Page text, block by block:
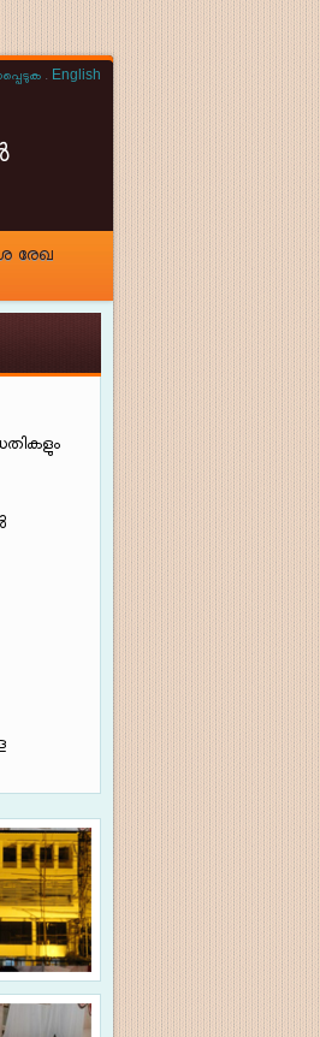
. English
രേഖ